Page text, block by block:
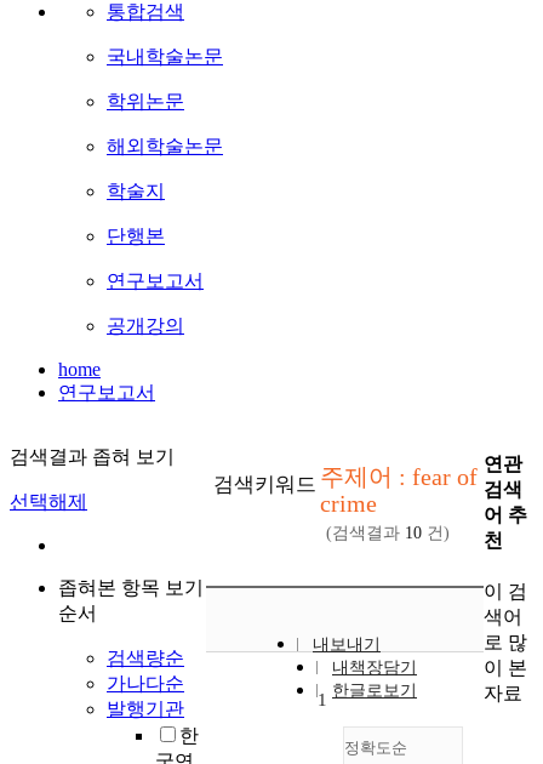
통합검색
국내학술논문
학위논문
해외학술논문
학술지
단행본
연구보고서
공개강의
home
연구보고서
검색결과 좁혀 보기
선택해제
좁혀본 항목 보기
순서
검색량순
가나다순
발행기관
한
검색키워드 주제어 : fear of
crime
(검색결과 10 건)
내보내기
내책장담기
한글로보기
정확도순
1
연관
검색
어 추
천
이 검
색어
로 많
이 본
자료